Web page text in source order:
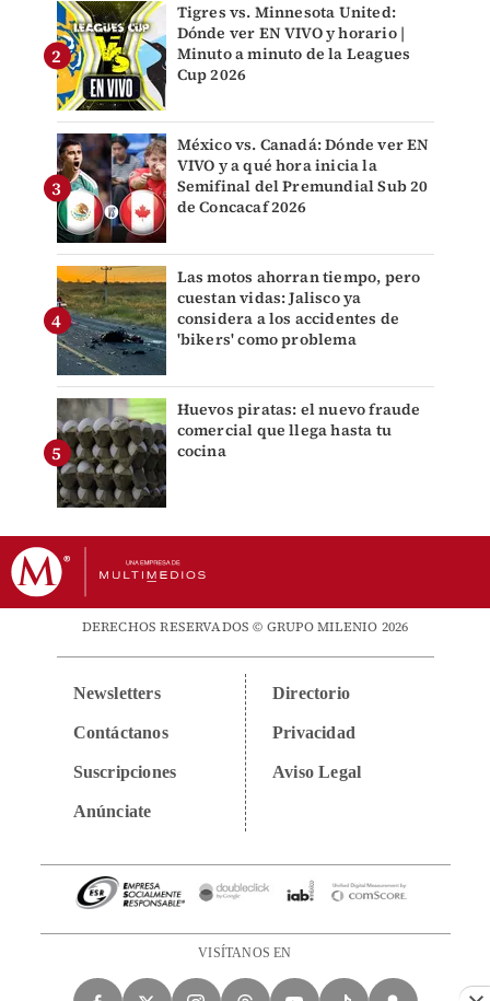
Tigres vs. Minnesota United:
Dónde ver EN VIVO y horario |
Minuto a minuto de la Leagues
Cup 2026
México vs. Canadá: Dónde ver EN
VIVO y a qué hora inicia la
Semifinal del Premundial Sub 20
de Concacaf 2026
Las motos ahorran tiempo, pero
cuestan vidas: Jalisco ya
considera a los accidentes de
'bikers' como problema
Huevos piratas: el nuevo fraude
comercial que llega hasta tu
cocina
DERECHOS RESERVADOS © GRUPO MILENIO 2026
Newsletters
Contáctanos
Suscripciones
Anúnciate
Directorio
Privacidad
Aviso Legal
VISÍTANOS EN